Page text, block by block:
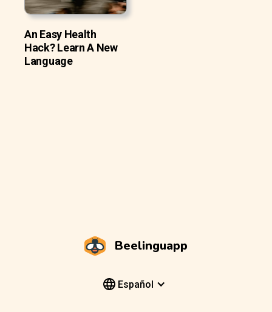
An Easy Health
Hack? Learn A New
Language
Beelinguapp
Español